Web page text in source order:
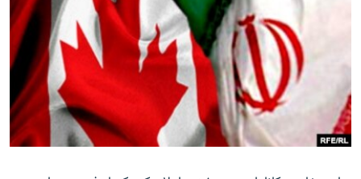
English
به ما بپیوندید